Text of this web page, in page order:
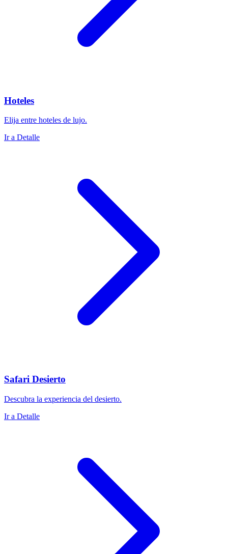
Hoteles
Elija entre hoteles de lujo.
Ir a Detalle
Safari Desierto
Descubra la experiencia del desierto.
Ir a Detalle